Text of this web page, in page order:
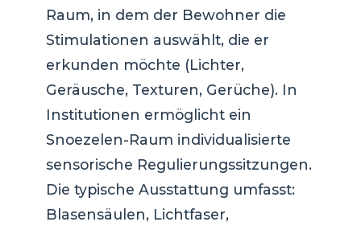
Raum, in dem der Bewohner die
Stimulationen auswählt, die er
erkunden möchte (Lichter,
Geräusche, Texturen, Gerüche). In
Institutionen ermöglicht ein
Snoezelen-Raum individualisierte
sensorische Regulierungssitzungen.
Die typische Ausstattung umfasst:
Blasensäulen, Lichtfaser,